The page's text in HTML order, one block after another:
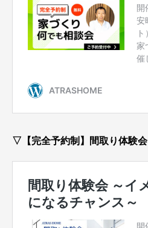
▽【完全予約制】間取り体験会